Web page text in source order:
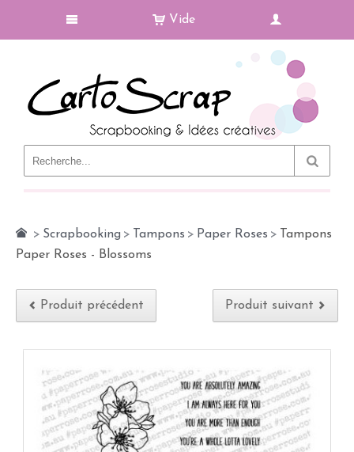
Vide
> Scrapbooking > Tampons > Paper Roses >
Tampons
Paper Roses - Blossoms
Produit précédent Produit suivant